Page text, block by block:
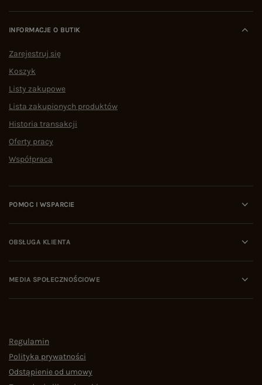
INFORMACJE O BUTIK
Zarejestruj się
Koszyk
Listy zakupowe
Lista zakupionych produktów
Historia transakcji
Oferty pracy
Współpraca
POMOC I WSPARCIE
OBSŁUGA KLIENTA
MEDIA SPOŁECZNOŚCIOWE
Regulamin
Polityka prywatności
Odstąpienie od umowy